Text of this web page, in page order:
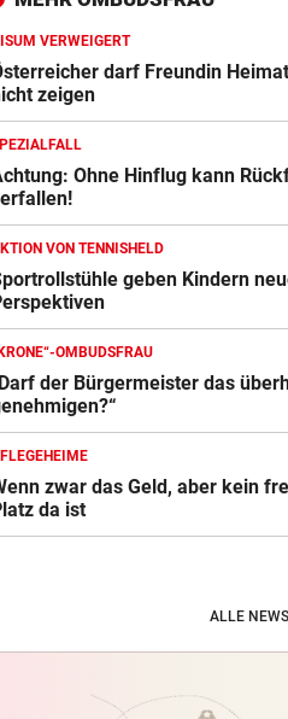
Fakten-
Diagnose ist da!
SPRICHT ÜBER FAMILIE vor 2
Royale Ehekrise? Das sagt
Ehemann von Beatrice
„MONSTER-EINSATZ“ vor 2
Feuerwehr jagte
am Spielplatz
VERWEIGERT
darf Freundin
zeigen
Ohne Hinflug kann
VON TENNISHELD
geben Kindern
OMBUDSFRAU
der Bürgermeister das
zwar das Geld, aber kein
da ist
ALLE